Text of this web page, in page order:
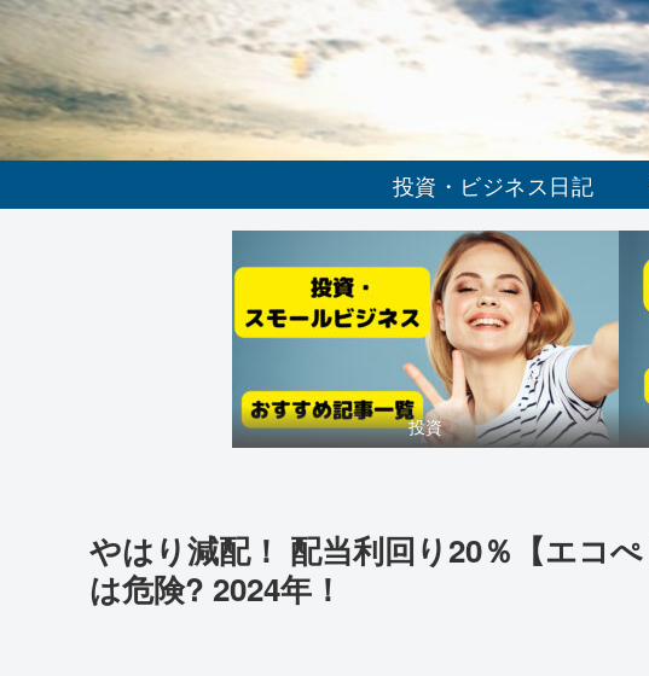
投資・ビジネス日記
投資
やはり減配！ 配当利回り20％【エコ
は危険? 2024年！